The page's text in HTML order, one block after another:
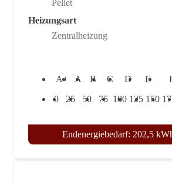
Pellet
Heizungsart
Zentralheizung
A+ A B C D E
0
25 50 75 100 125 150
Endenergiebedarf: 202,5